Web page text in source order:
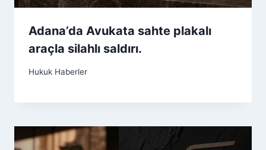
Adana’da Avukata sahte plakalı
araçla silahlı saldırı.
Hukuk Haberler